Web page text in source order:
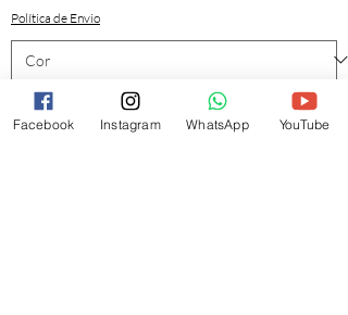
Política de Envio
Facebook Instagram WhatsApp YouTube